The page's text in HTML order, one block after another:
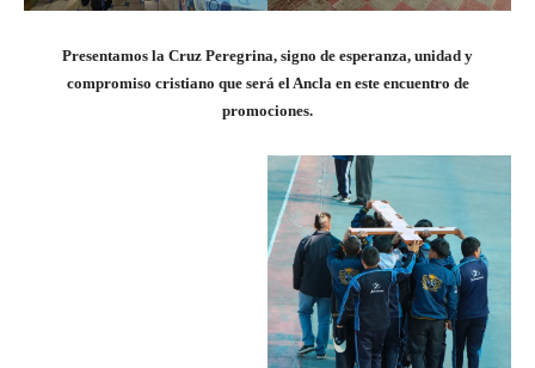
Presentamos la Cruz Peregrina, signo de esperanza, unidad y
compromiso cristiano que será el Ancla en este encuentro de
promociones.